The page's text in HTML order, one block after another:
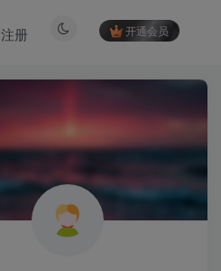
开通会员
注册